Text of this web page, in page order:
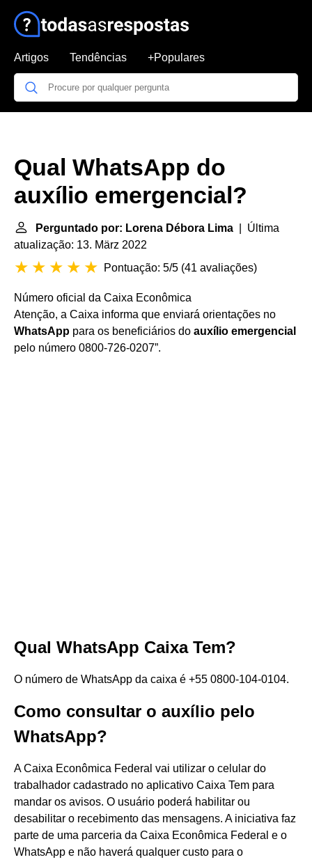
Artigos Tendências +Populares
Qual WhatsApp do
auxílio emergencial?
Perguntado por: Lorena Débora Lima | Última
atualização: 13. März 2022
Pontuação: 5/5 (41 avaliações)
Número oficial da Caixa Econômica
Atenção, a Caixa informa que enviará orientações no
WhatsApp para os beneficiários do auxílio emergencial
pelo número 0800-726-0207”.
Qual WhatsApp Caixa Tem?
O número de WhatsApp da caixa é +55 0800-104-0104.
Como consultar o auxílio pelo
WhatsApp?
A Caixa Econômica Federal vai utilizar o celular do
trabalhador cadastrado no aplicativo Caixa Tem para
mandar os avisos. O usuário poderá habilitar ou
desabilitar o recebimento das mensagens. A iniciativa faz
parte de uma parceria da Caixa Econômica Federal e o
WhatsApp e não haverá qualquer custo para o